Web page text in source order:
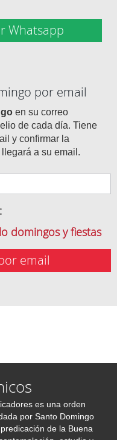
Whatsapp
por email
en su correo
de cada día. Tiene
y confirmar la
a su email.
domingos y fiestas
email
es una orden
por Santo Domingo
de la Buena